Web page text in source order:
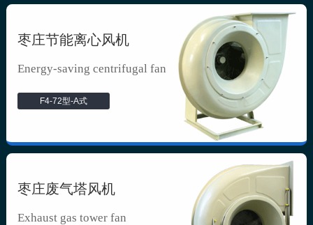
枣庄节能离心风机
Energy-saving centrifugal fan
F4-72型-A式
枣庄废气塔风机
Exhaust gas tower fan